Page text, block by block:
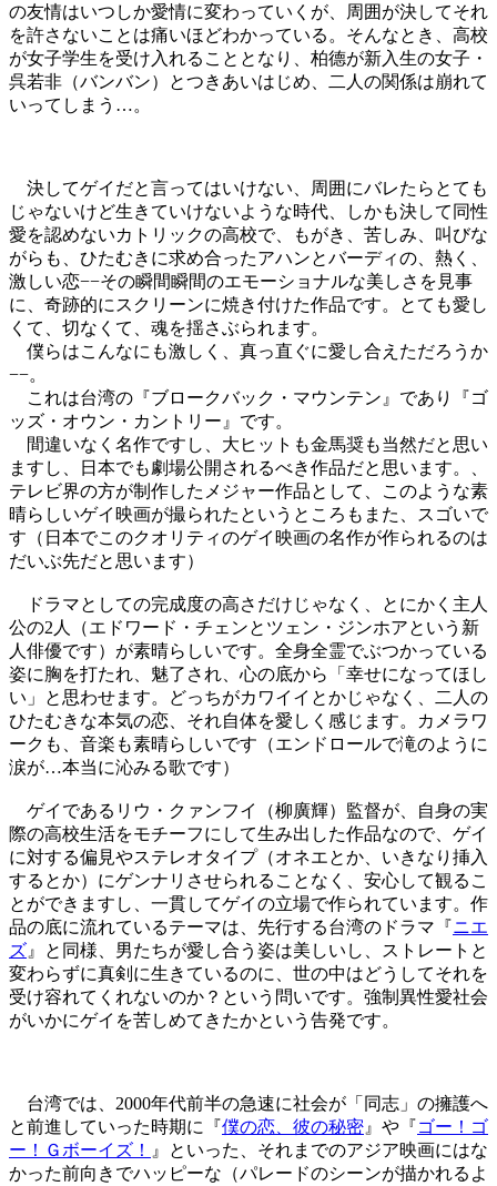
の友情はいつしか愛情に変わっていくが、周囲が決してそれ
を許さないことは痛いほどわかっている。そんなとき、高校
が女子学生を受け入れることとなり、柏德が新入生の女子・
呉若非（バンバン）とつきあいはじめ、二人の関係は崩れて
いってしまう…。
決してゲイだと言ってはいけない、周囲にバレたらとても
じゃないけど生きていけないような時代、しかも決して同性
愛を認めないカトリックの高校で、もがき、苦しみ、叫びな
がらも、ひたむきに求め合ったアハンとバーディの、熱く、
激しい恋−−その瞬間瞬間のエモーショナルな美しさを見事
に、奇跡的にスクリーンに焼き付けた作品です。とても愛し
くて、切なくて、魂を揺さぶられます。
僕らはこんなにも激しく、真っ直ぐに愛し合えただろうか
−−。
これは台湾の『ブロークバック・マウンテン』であり『ゴ
ッズ・オウン・カントリー』です。
間違いなく名作ですし、大ヒットも金馬奨も当然だと思い
ますし、日本でも劇場公開されるべき作品だと思います。、
テレビ界の方が制作したメジャー作品として、このような素
晴らしいゲイ映画が撮られたというところもまた、スゴいで
す（日本でこのクオリティのゲイ映画の名作が作られるのは
だいぶ先だと思います）
ドラマとしての完成度の高さだけじゃなく、とにかく主人
公の2人（エドワード・チェンとツェン・ジンホアという新
人俳優です）が素晴らしいです。全身全霊でぶつかっている
姿に胸を打たれ、魅了され、心の底から「幸せになってほし
い」と思わせます。どっちがカワイイとかじゃなく、二人の
ひたむきな本気の恋、それ自体を愛しく感じます。カメラワ
ークも、音楽も素晴らしいです（エンドロールで滝のように
涙が…本当に沁みる歌です）
ゲイであるリウ・クァンフイ（柳廣輝）監督が、自身の実
際の高校生活をモチーフにして生み出した作品なので、ゲイ
に対する偏見やステレオタイプ（オネエとか、いきなり挿入
するとか）にゲンナリさせられることなく、安心して観るこ
とができますし、一貫してゲイの立場で作られています。作
品の底に流れているテーマは、先行する台湾のドラマ『ニエ
ズ 』と同様、男たちが愛し合う姿は美しいし、ストレートと
変わらずに真剣に生きているのに、世の中はどうしてそれを
受け容れてくれないのか？という問いです。強制異性愛社会
がいかにゲイを苦しめてきたかという告発です。
台湾では、2000年代前半の急速に社会が「同志」の擁護へ
と前進していった時期に『僕の恋、彼の秘密 』や『ゴー！ゴ
ー！Ｇボーイズ！
』といった、それまでのアジア映画にはな
かった前向きでハッピーな（パレードのシーンが描かれるよ